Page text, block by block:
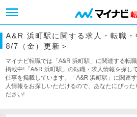
A&R 浜町駅に関する求人・転職・
8/7（金）更新＞
マイナビ転職では「A&R 浜町駅」に関連する転
掲載中!「A&R 浜町駅」の転職・求人情報を探し
仕事を掲載しています。「A&R 浜町駅」に関連
人情報をお探しいただけるので、あなたにぴった
ださい!